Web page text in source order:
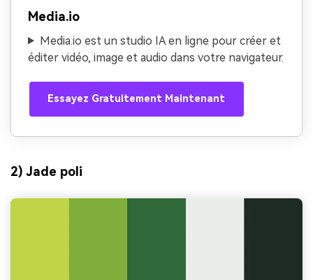
Media.io
Media.io est un studio IA en ligne pour créer et
éditer vidéo, image et audio dans votre navigateur.
Essayez Gratuitement Maintenant
2) Jade poli